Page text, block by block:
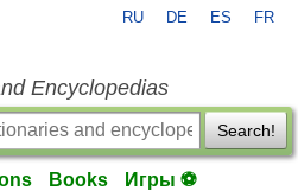
RU DE ES FR
Encyclopedias
Search!
Books Игры ⚽